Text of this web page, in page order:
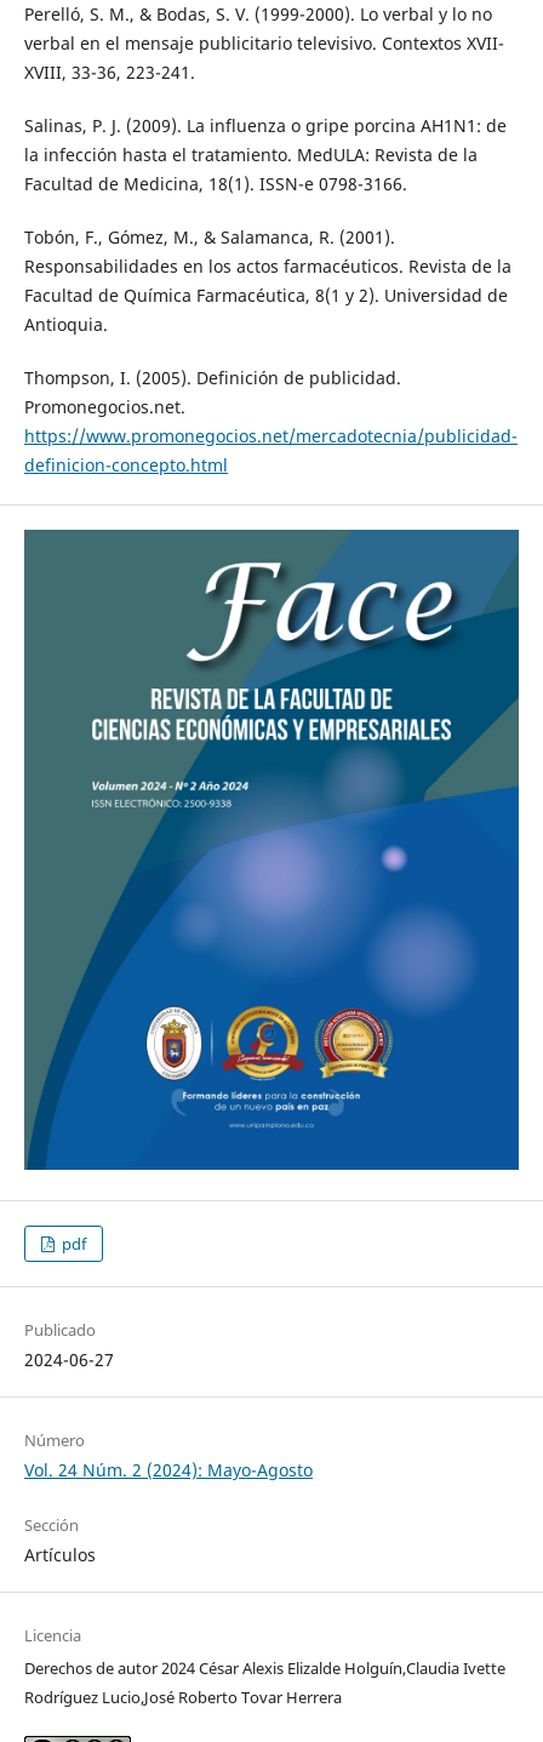
Perelló, S. M., & Bodas, S. V. (1999-2000). Lo verbal y lo no
verbal en el mensaje publicitario televisivo. Contextos XVII-
XVIII, 33-36, 223-241.
Salinas, P. J. (2009). La influenza o gripe porcina AH1N1: de
la infección hasta el tratamiento. MedULA: Revista de la
Facultad de Medicina, 18(1). ISSN-e 0798-3166.
Tobón, F., Gómez, M., & Salamanca, R. (2001).
Responsabilidades en los actos farmacéuticos. Revista de la
Facultad de Química Farmacéutica, 8(1 y 2). Universidad de
Antioquia.
Thompson, I. (2005). Definición de publicidad.
Promonegocios.net.
https://www.promonegocios.net/mercadotecnia/publicidad-
definicion-concepto.html
pdf
Publicado
2024-06-27
Número
Vol. 24 Núm. 2 (2024): Mayo-Agosto
Sección
Artículos
Licencia
Derechos de autor 2024 César Alexis Elizalde Holguín,Claudia Ivette
Rodríguez Lucio,José Roberto Tovar Herrera